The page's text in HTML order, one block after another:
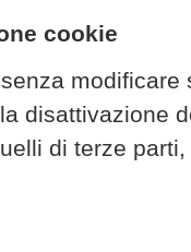
cookie
modificare
disattivazione
di terze